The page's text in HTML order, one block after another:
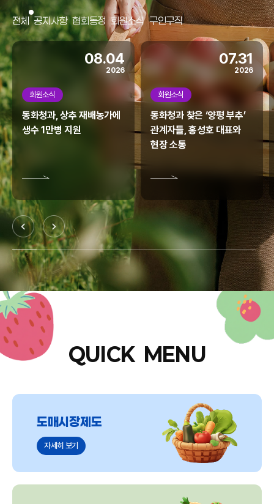
홈페이지 리뉴얼
협회 홈페이지가 리뉴얼되었습니다.
전체 공지사항 협회동정 회원소식 구인구직
08.04
2026
회원소식
동화청과, 상추 재배농가에
생수 1만병 지원
07.31
2026
회원소식
동화청과 찾은 ‘양평 부추’
관계자들, 홍성호 대표와
현장 소통
QUICK MENU
도매시장제도
자세히 보기